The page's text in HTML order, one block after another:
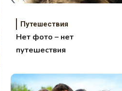
Путешествия
Нет фото – нет
путешествия